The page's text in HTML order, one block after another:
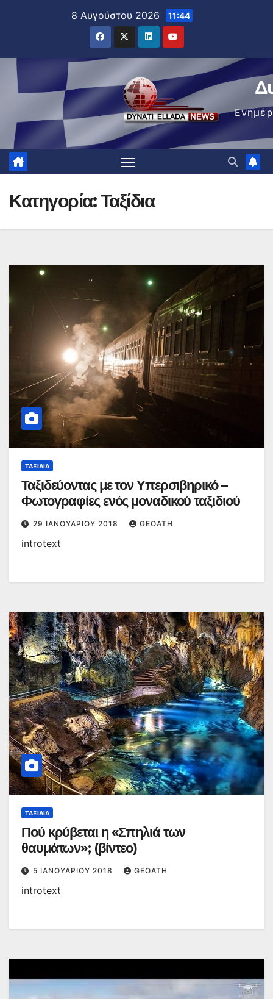
8 Αυγούστου 2026 11:44
Κατηγορία:Ταξίδια
ΤΑΞΊΔΙΑ
Ταξιδεύοντας με τον Υπερσιβηρικό –
Φωτογραφίες ενός μοναδικού ταξιδιού
29 ΙΑΝΟΥΑΡΊΟΥ 2018 GEOATH
introtext
ΤΑΞΊΔΙΑ
Πού κρύβεται η «Σπηλιά των
θαυμάτων»; (βίντεο)
5 ΙΑΝΟΥΑΡΊΟΥ 2018 GEOATH
introtext